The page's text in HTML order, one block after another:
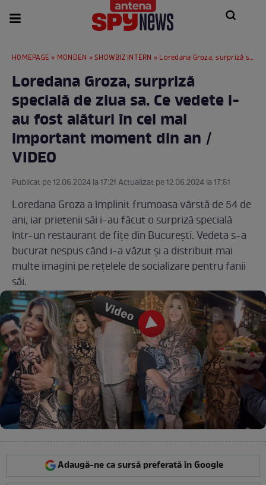
HOMEPAGE » MONDEN »SHOWBIZ INTERN » Loredana Groza, surpriză specială de ziua sa. Ce vedete i-au fost alături în cel mai important moment din an / VIDEO
Loredana Groza, surpriză
specială de ziua sa. Ce vedete i-
au fost alături în cel mai
important moment din an /
VIDEO
Publicat pe 12.06.2024 la 17:21 Actualizat pe 12.06.2024 la 17:51
Loredana Groza a împlinit frumoasa vârstă de 54 de
ani, iar prietenii săi i-au făcut o surpriză specială
într-un restaurant de fițe din București. Vedeta s-a
bucurat nespus când i-a văzut și a distribuit mai
multe imagini pe rețelele de socializare pentru fanii
săi.
Adaugă-ne ca sursă preferată în Google